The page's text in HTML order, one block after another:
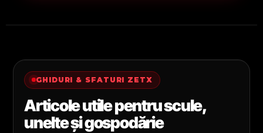
GHIDURI & SFATURI ZETX
Articole utile pentru scule,
unelte și gospodărie